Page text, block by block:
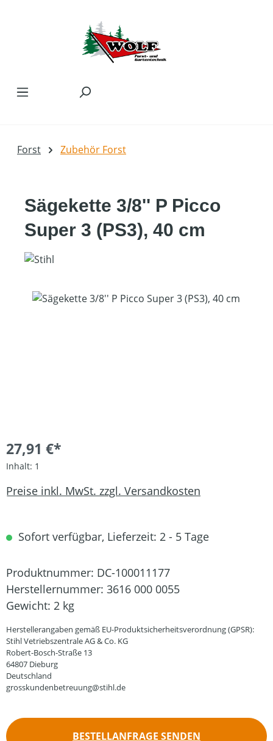
Forst Zubehör Forst
Sägekette 3/8'' P Picco
Super 3 (PS3), 40 cm
Bildergalerie überspringen
27,91 €*
Inhalt: 1
Preise inkl. MwSt. zzgl. Versandkosten
Sofort verfügbar, Lieferzeit: 2 - 5 Tage
Produktnummer: DC-100011177
Herstellernummer: 3616 000 0055
Gewicht: 2 kg
Herstellerangaben gemäß EU-Produktsicherheitsverordnung (GPSR):
Stihl Vetriebszentrale AG & Co. KG
Robert-Bosch-Straße 13
64807 Dieburg
Deutschland
grosskundenbetreuung@stihl.de
BESTELLANFRAGE SENDEN